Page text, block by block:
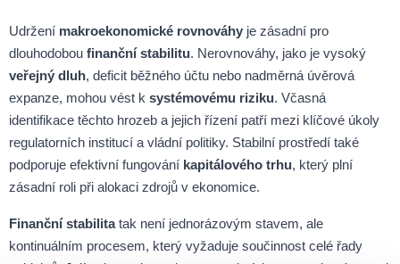
Udržení makroekonomické rovnováhy je zásadní pro
dlouhodobou finanční stabilitu. Nerovnováhy, jako je vysoký
veřejný dluh, deficit běžného účtu nebo nadměrná úvěrová
expanze, mohou vést k systémovému riziku. Včasná
identifikace těchto hrozeb a jejich řízení patří mezi klíčové úkoly
regulatorních institucí a vládní politiky. Stabilní prostředí také
podporuje efektivní fungování kapitálového trhu, který plní
zásadní roli při alokaci zdrojů v ekonomice.
Finanční stabilitatak není jednorázovým stavem, ale
kontinuálním procesem, který vyžaduje součinnost celé řady